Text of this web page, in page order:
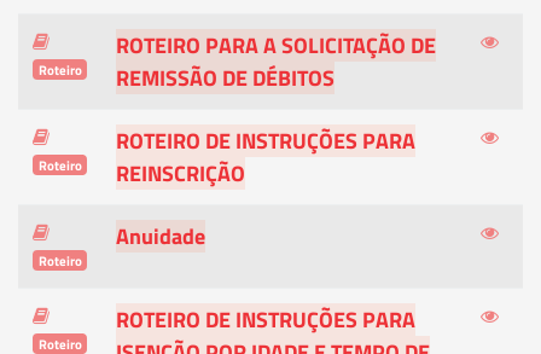
Roteiro
ROTEIRO PARA A SOLICITAÇÃO DE
REMISSÃO DE DÉBITOS
Roteiro
ROTEIRO DE INSTRUÇÕES PARA
REINSCRIÇÃO
Roteiro
Anuidade
Roteiro
ROTEIRO DE INSTRUÇÕES PARA